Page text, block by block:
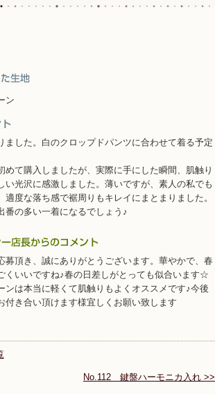
ン
ました。白のクロップドパンツに合わせて着る予定
めて購入しましたが、実際に手にした瞬間、肌触り
い光沢に感激しました。薄いですが、素人の私でも
適度な落ち感で裾周りもキレイにまとまりました。
番の多い一着になるでしょう♪
募頂き、誠にありがとうございます。華やかで、春
くいいですね♪春の日差しがとっても似合います☆
ンは本当に軽くて肌触りもよくオススメです♪今後
付き合い頂けます様宜しくお願い致します
No.112 鍵盤ハーモニカ入れ >>